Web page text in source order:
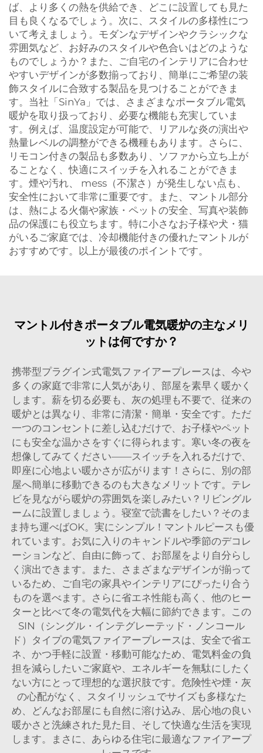
ば、より多くの熱を供給でき、どこに設置しても見た
目も良くなるでしょう。次に、スタイルの多様性につ
いて考えましょう。モダンなデザインやクラシックな
雰囲気など、お好みのスタイルや色合いはどのような
ものでしょうか？また、ご自宅のインテリアに合わせ
やすいデザインが多数揃っており、簡単にご希望の装
飾スタイルに合致する製品を見つけることができま
す。当社「SinYa」では、さまざまなポータブル電気
暖炉を取り扱っており、必要な機能も充実していま
す。例えば、温度設定が可能で、リアルな炎の演出や
熱量レベルの調整ができる機種もあります。さらに、
リモコン付きの製品も多数あり、ソファから立ち上が
ることなく、快適にスイッチを入れることができま
す。煙や汚れ、 mess（不潔さ）が発生しない点も、
安全性において非常に重要です。また、マントル部分
は、熱による火傷や家族・ペットの安全、写真や装飾
品の保護にも役立ちます。特に小さなお子様や犬・猫
がいるご家庭では、冷却機能付きの優れたマントルが
おすすめです。以上が最後のポイントです。
マントル付きポータブル電気暖炉の主なメリ
ットは何ですか？
携帯型プラグイン式電気ファイアープレースは、今や
多くの家庭で非常に人気があり、部屋を素早く暖かく
します。薪を切る必要も、灰の処理も不要で、従来の
暖炉とは異なり、非常に清潔・簡単・安全です。ただ
一つのコンセントに差し込むだけで、お子様やペット
にも安全な温かさをすぐに得られます。寒い冬の夜を
想像してみてください——スイッチを入れるだけで、
即座に心地よい暖かさが広がります！さらに、別の部
屋へ簡単に移動できるのも大きなメリットです。テレ
ビを見ながら暖炉の雰囲気を楽しみたい？リビングル
ームに設置しましょう。寝室で読書をしたい？そのま
ま持ち運べばOK。実にシンプル！マントルピースも優
れています。お気に入りのキャンドルや季節のデコレ
ーションなど、自由に飾って、お部屋をより自分らし
く演出できます。また、さまざまなデザインが揃って
いるため、ご自宅の家具やインテリアにぴったり合う
ものを選べます。さらに省エネ性能も高く、他のヒー
ターと比べて冬の電気代を大幅に節約できます。この
SIN（シングル・インテグレーテッド・ノンコール
ド）タイプの電気ファイアープレースは、安全で省エ
ネ、かつ手軽に設置・移動可能なため、電気料金の負
担を減らしたいご家庭や、エネルギーを無駄にしたく
ない方にとって理想的な選択肢です。危険性や煙・灰
の心配がなく、スタイリッシュでサイズも多様なた
め、どんなお部屋にも自然に溶け込み、居心地の良い
暖かさと洗練された見た目、そして快適な生活を実現
します。まさに、あらゆる住宅に最適なファイアープ